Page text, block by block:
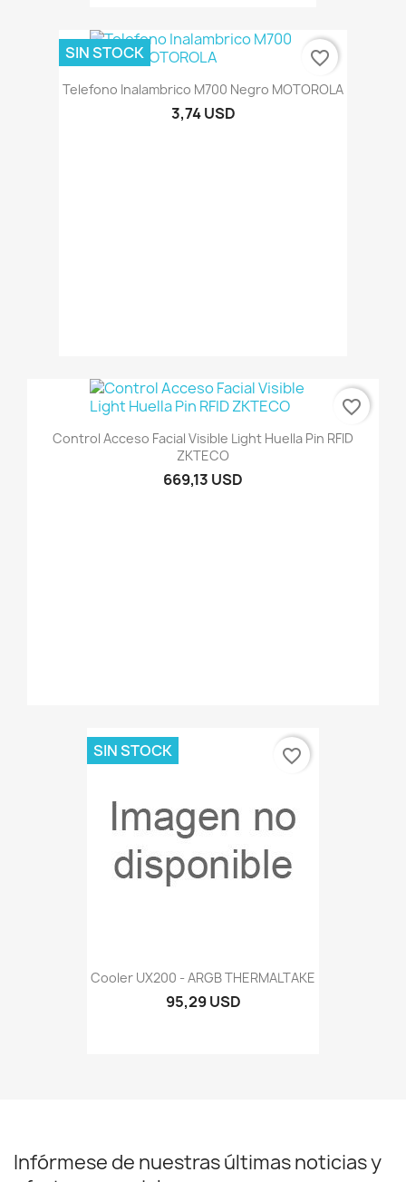
Telefono Inalambrico M700 Negro MOTOROLA
3,74 USD
SIN STOCK favorite_border
Control Acceso Facial Visible Light Huella Pin RFID
ZKTECO
669,13 USD
favorite_border
Cooler UX200 - ARGB THERMALTAKE
95,29 USD
SIN STOCK favorite_border
Infórmese de nuestras últimas noticias y